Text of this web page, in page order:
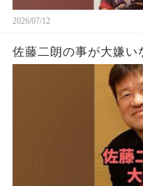
2026/07/12
佐藤二朗の事が大嫌い